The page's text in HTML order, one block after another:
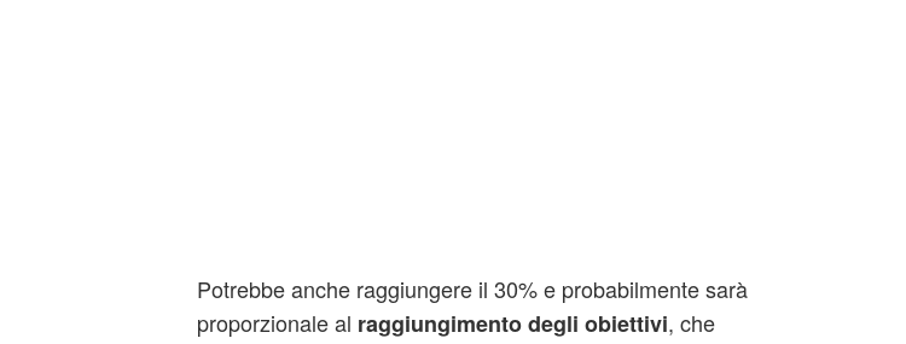
Potrebbe anche raggiungere il 30% e probabilmente sarà
proporzionale al raggiungimento degli obiettivi, che